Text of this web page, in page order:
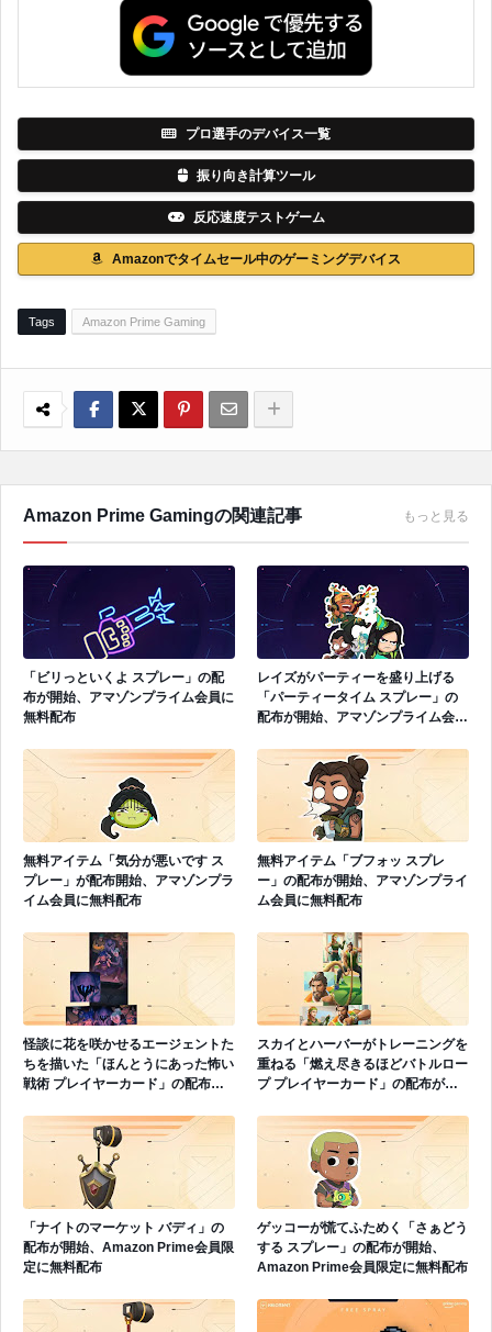
プロ選手のデバイス一覧
振り向き計算ツール
反応速度テストゲーム
Amazonでタイムセール中のゲーミングデバイス
Tags Amazon Prime Gaming
Amazon Prime Gamingの関連記事 もっと見る
「ビリっといくよ スプレー」の配
布が開始、アマゾンプライム会員に
無料配布
レイズがパーティーを盛り上げる
「パーティータイム スプレー」の
配布が開始、アマゾンプライム会員
無料アイテム「気分が悪いです ス
プレー」が配布開始、アマゾンプラ
イム会員に無料配布
無料アイテム「ブフォッ スプレ
ー」の配布が開始、アマゾンプライ
ム会員に無料配布
怪談に花を咲かせるエージェントた
ちを描いた「ほんとうにあった怖い
戦術 プレイヤーカード」の配布が
スカイとハーバーがトレーニングを
重ねる「燃え尽きるほどバトルロー
プ プレイヤーカード」の配布が開
「ナイトのマーケット バディ」の
配布が開始、Amazon Prime会員限
定に無料配布
ゲッコーが慌てふためく「さぁどう
する スプレー」の配布が開始、
Amazon Prime会員限定に無料配布